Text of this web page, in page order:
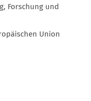
Forschung und
Union